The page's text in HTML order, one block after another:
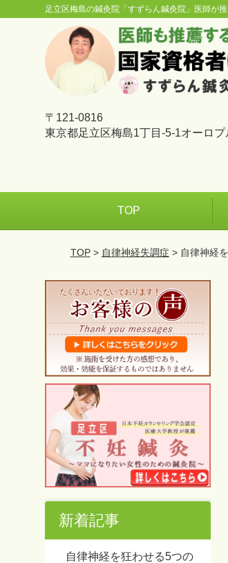
足立区梅島の鍼灸院「すずらん鍼灸院」医師が
〒121-0816
東京都足立区梅島1丁目-5-1オーロプ
TOP
TOP> 自律神経失調症 > 自律神経
新着記事
自律神経を狂わせる5つの